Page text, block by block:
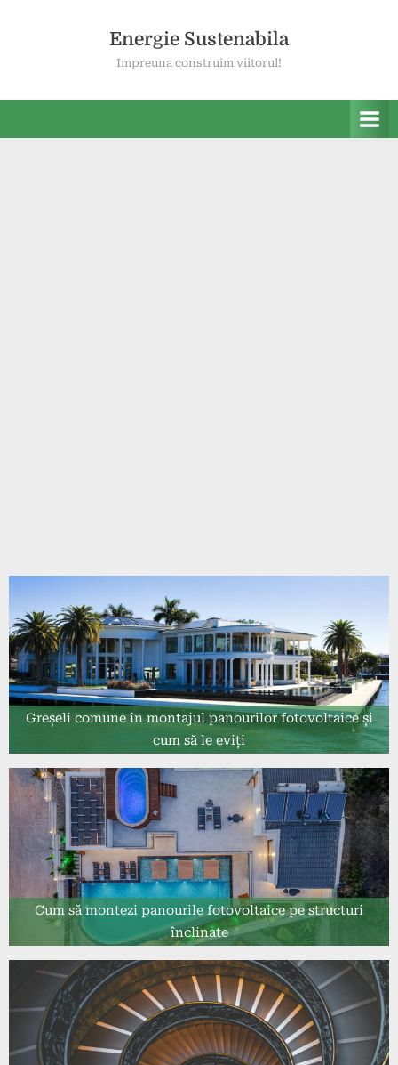
Energie Sustenabila
Impreuna construim viitorul!
Greșeli comune în montajul panourilor fotovoltaice și
cum să le eviți
Cum să montezi panourile fotovoltaice pe structuri
înclinate